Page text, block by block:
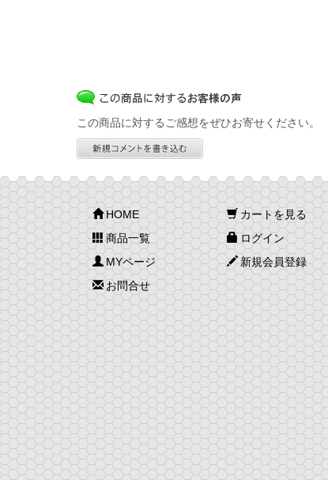
この商品に対するご感想をぜひお寄せください。
HOME
商品一覧
MYページ
お問合せ
カートを見る
ログイン
新規会員登録